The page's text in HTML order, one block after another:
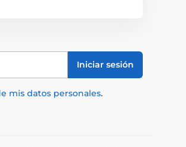
Iniciar sesión
mis datos personales.